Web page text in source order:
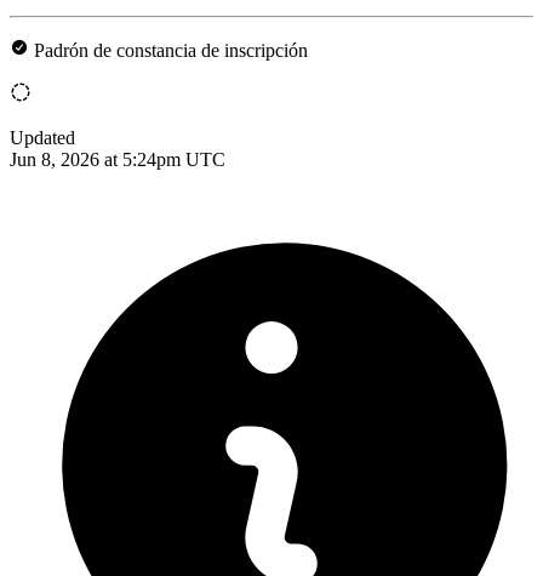
Padrón de constancia de inscripción
Updated
Jun 8, 2026 at 5:24pm UTC